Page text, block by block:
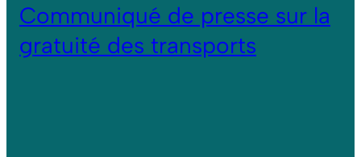
Communiqué de presse sur la
gratuité des transports